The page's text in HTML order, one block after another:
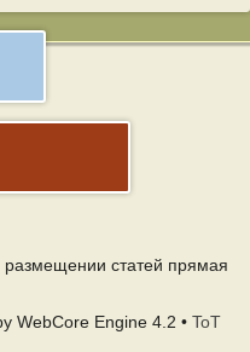
статей прямая
WebCore Engine 4.2 • ToT